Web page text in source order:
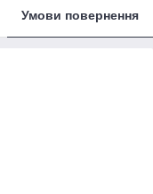
Умови повернення